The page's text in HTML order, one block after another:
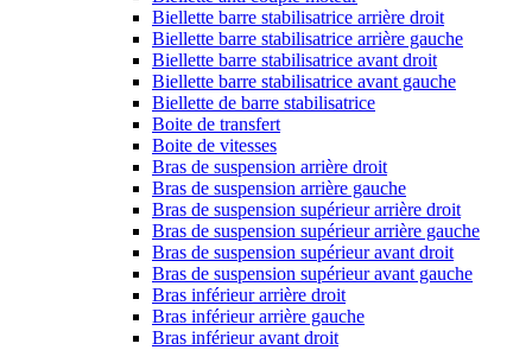
Biellette barre stabilisatrice arrière droit
Biellette barre stabilisatrice arrière gauche
Biellette barre stabilisatrice avant droit
Biellette barre stabilisatrice avant gauche
Biellette de barre stabilisatrice
Boite de transfert
Boite de vitesses
Bras de suspension arrière droit
Bras de suspension arrière gauche
Bras de suspension supérieur arrière droit
Bras de suspension supérieur arrière gauche
Bras de suspension supérieur avant droit
Bras de suspension supérieur avant gauche
Bras inférieur arrière droit
Bras inférieur arrière gauche
Bras inférieur avant droit